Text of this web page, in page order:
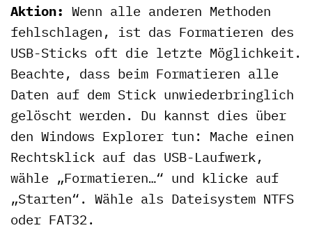
Aktion: Wenn alle anderen Methoden
fehlschlagen, ist das Formatieren des
USB-Sticks oft die letzte Möglichkeit.
Beachte, dass beim Formatieren alle
Daten auf dem Stick unwiederbringlich
gelöscht werden. Du kannst dies über
den Windows Explorer tun: Mache einen
Rechtsklick auf das USB-Laufwerk,
wähle „Formatieren…“ und klicke auf
„Starten“. Wähle als Dateisystem NTFS
oder FAT32.